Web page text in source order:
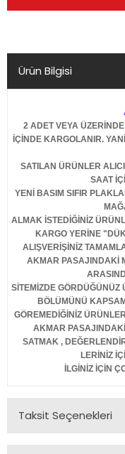
Ürün Bilgisi
2 ADET VEYA
İÇİNDE KARGOLANIR.
SATILAN ÜRÜNLER
SAAT
YENİ BASIM SIFIR
ALMAK İSTEDİĞİNİZ
KARGO YERİNE
ALIŞVERİŞİNİZ
AKMAR PASAJINDAKİ
SİTEMİZDE
BÖLÜMÜNÜ
GÖREMEDİĞİNİZ
AKMAR
SATMAK ,
LERİNİZ
İLGİNİZ İÇİN
Taksit Seçenekleri